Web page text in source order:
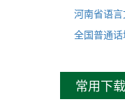
河南省语
全国普通
常用下载